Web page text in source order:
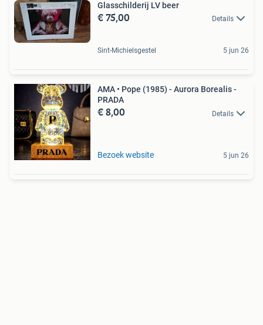
Glasschilderij LV beer
€ 75,00 Details
Sint-Michielsgestel 5 jun 26
AMA • Pope (1985) - Aurora Borealis -
PRADA
€ 8,00 Details
Bezoek website 5 jun 26